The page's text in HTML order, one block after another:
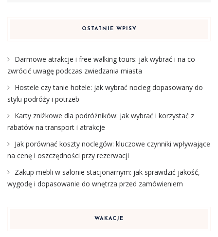
OSTATNIE WPISY
Darmowe atrakcje i free walking tours: jak wybrać i na co
zwrócić uwagę podczas zwiedzania miasta
Hostele czy tanie hotele: jak wybrać nocleg dopasowany do
stylu podróży i potrzeb
Karty zniżkowe dla podróżników: jak wybrać i korzystać z
rabatów na transport i atrakcje
Jak porównać koszty noclegów: kluczowe czynniki wpływające
na cenę i oszczędności przy rezerwacji
Zakup mebli w salonie stacjonarnym: jak sprawdzić jakość,
wygodę i dopasowanie do wnętrza przed zamówieniem
WAKACJE